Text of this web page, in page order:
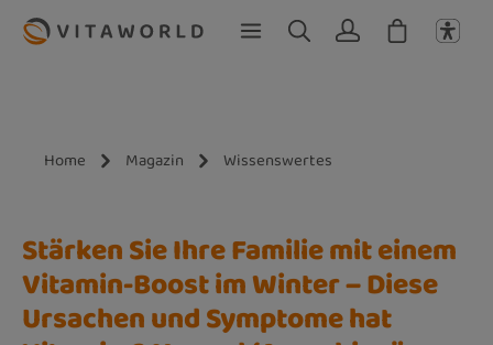
Zum Hauptinhalt springen
Home Magazin Wissenswertes
Stärken Sie Ihre Familie mit einem
Vitamin-Boost im Winter – Diese
Ursachen und Symptome hat